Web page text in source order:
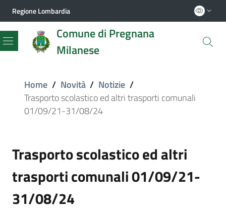
Regione Lombardia
Comune di Pregnana
Milanese
Menu
Home / Novità / Notizie /
Trasporto scolastico ed altri trasporti comunali
01/09/21-31/08/24
Trasporto scolastico ed altri
trasporti comunali 01/09/21-
31/08/24